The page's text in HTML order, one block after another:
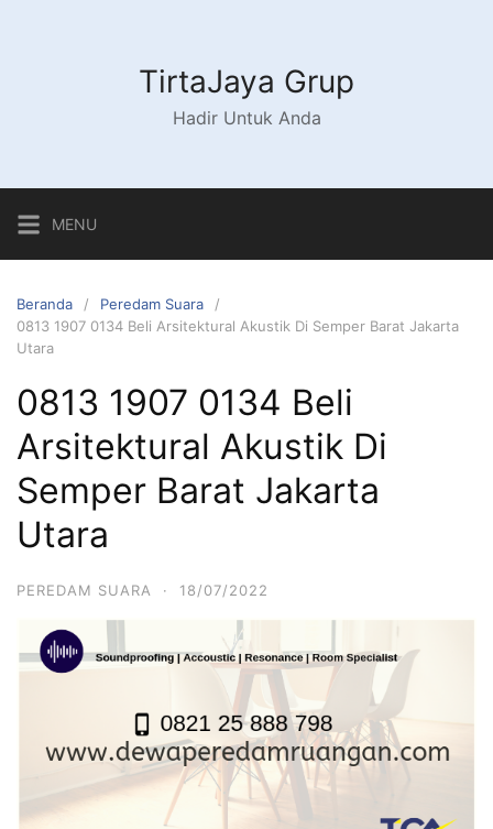
TirtaJaya Grup
Hadir Untuk Anda
MENU
Beranda
Peredam Suara
0813 1907 0134 Beli Arsitektural Akustik Di Semper Barat Jakarta
Utara
0813 1907 0134 Beli
Arsitektural Akustik Di
Semper Barat Jakarta
Utara
PEREDAM SUARA · 18/07/2022